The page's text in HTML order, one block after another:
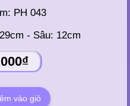
PH 043
- Sâu: 12cm